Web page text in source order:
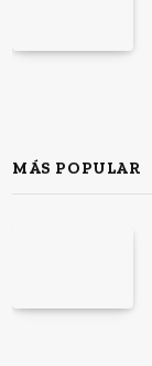
MÁS POPULAR